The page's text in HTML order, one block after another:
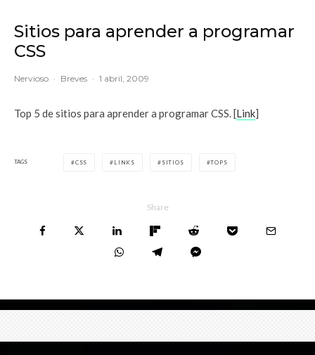
Sitios para aprender a programar
CSS
Nervioso · Breves · 1 abril, 2009
Top 5 de sitios para aprender a programar CSS. [Link]
TAGS CSS LINKS SITIOS TOPS
Share